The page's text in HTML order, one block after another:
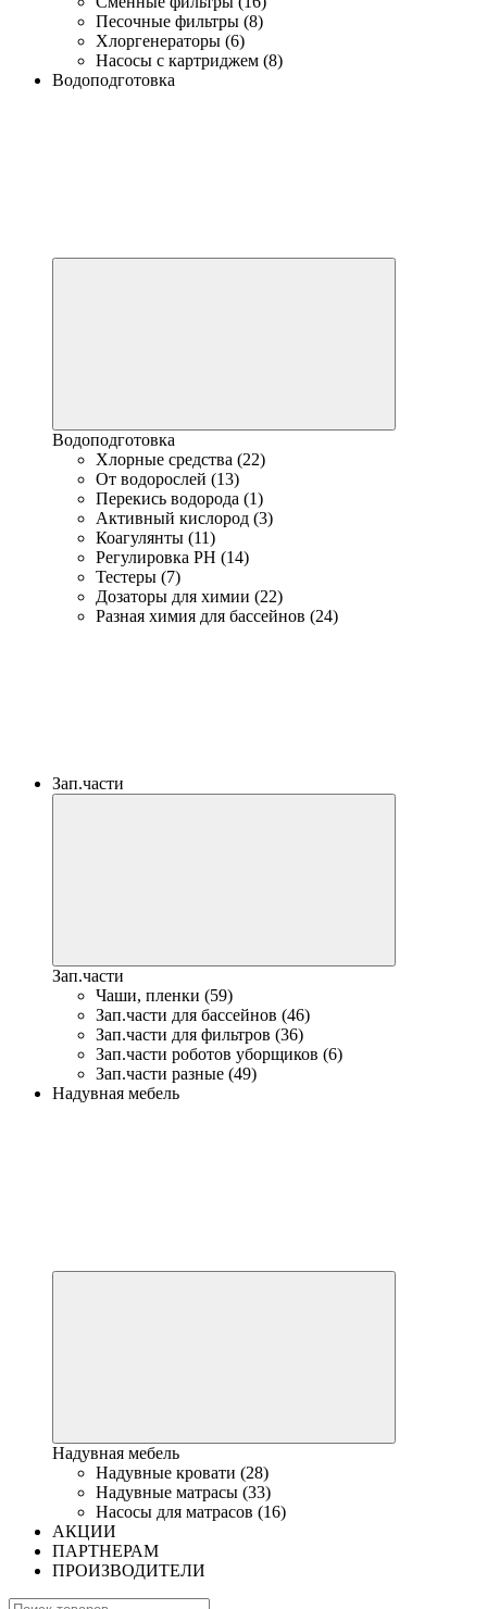
Песочные фильтры (8)
Хлоргенераторы (6)
Насосы с картриджем (8)
Водоподготовка
Водоподготовка
Хлорные средства (22)
От водорослей (13)
Перекись водорода (1)
Активный кислород (3)
Коагулянты (11)
Регулировка PH (14)
Тестеры (7)
Дозаторы для химии (22)
Разная химия для бассейнов (24)
Зап.части
Зап.части
Чаши, пленки (59)
Зап.части для бассейнов (46)
Зап.части для фильтров (36)
Зап.части роботов уборщиков (6)
Зап.части разные (49)
Надувная мебель
Надувная мебель
Надувные кровати (28)
Надувные матрасы (33)
Насосы для матрасов (16)
АКЦИИ
ПАРТНЕРАМ
ПРОИЗВОДИТЕЛИ